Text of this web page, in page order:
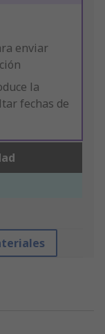
enviar
la
fechas de